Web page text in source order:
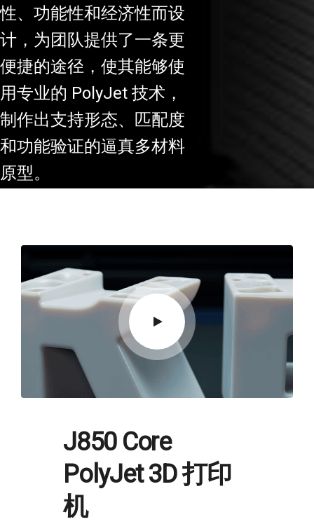
性、功能性和经济性而设
计，为团队提供了一条更
便捷的途径，使其能够使
用专业的 PolyJet 技术，
制作出支持形态、匹配度
和功能验证的逼真多材料
原型。
册
J850 Core
PolyJet 3D 打印
机